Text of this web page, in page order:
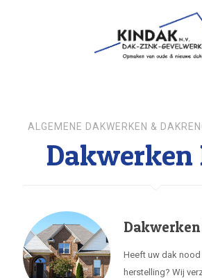
ALGEMENE DAKWERKEN &
Dakwerken
Heeft uw dak
herstelling? Wij